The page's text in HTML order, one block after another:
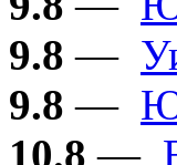
9.8 —
9.8 —
10.8 —